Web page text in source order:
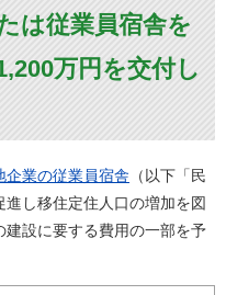
は従業員宿舎を
万円を交付し
企業の従業員宿舎 （以下「民
し移住定住人口の増加を図
設に要する費用の一部を予